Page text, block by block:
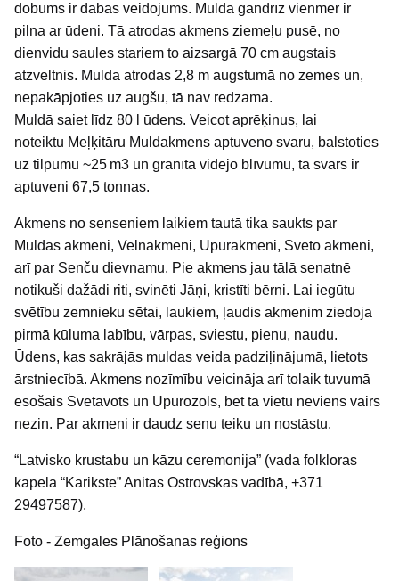
dobums ir dabas veidojums. Mulda gandrīz vienmēr ir
pilna ar ūdeni. Tā atrodas akmens ziemeļu pusē, no
dienvidu saules stariem to aizsargā 70 cm augstais
atzveltnis. Mulda atrodas 2,8 m augstumā no zemes un,
nepakāpjoties uz augšu, tā nav redzama.
Muldā saiet līdz 80 l ūdens. Veicot aprēķinus, lai
noteiktu Meļķitāru Muldakmens aptuveno svaru, balstoties
uz tilpumu ~25 m3 un granīta vidējo blīvumu, tā svars ir
aptuveni 67,5 tonnas.
Akmens no senseniem laikiem tautā tika saukts par
Muldas akmeni, Velnakmeni, Upurakmeni, Svēto akmeni,
arī par Senču dievnamu. Pie akmens jau tālā senatnē
notikuši dažādi riti, svinēti Jāņi, kristīti bērni. Lai iegūtu
svētību zemnieku sētai, laukiem, ļaudis akmenim ziedoja
pirmā kūluma labību, vārpas, sviestu, pienu, naudu.
Ūdens, kas sakrājās muldas veida padziļinājumā, lietots
ārstniecībā. Akmens nozīmību veicināja arī tolaik tuvumā
esošais Svētavots un Upurozols, bet tā vietu neviens vairs
nezin. Par akmeni ir daudz senu teiku un nostāstu.
“Latvisko krustabu un kāzu ceremonija” (vada folkloras
kapela “Karikste” Anitas Ostrovskas vadībā, +371
29497587).
Foto - Zemgales Plānošanas reģions